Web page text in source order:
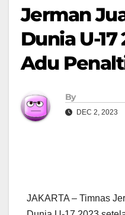
Jerman
Dunia U-
Adu
By
DEC 2, 2023
JAKARTA – Timnas